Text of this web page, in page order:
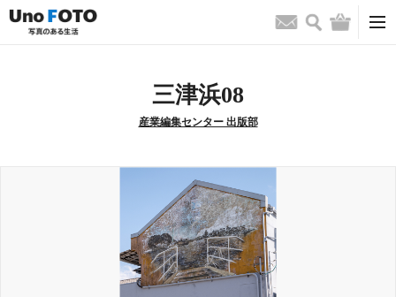
お問い合わせ
検索 バッグ
三津浜08
産業編集センター 出版部